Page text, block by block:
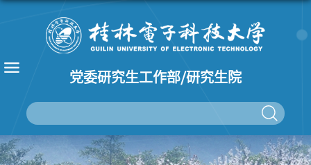
党委研究生工作部/研究生院